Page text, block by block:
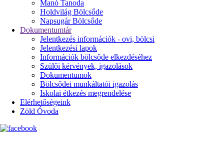
Manó Tanoda
Holdvilág Bölcsőde
Napsugár Bölcsőde
Dokumentumtár
Jelentkezés információk - ovi, bölcsi
Jelentkezési lapok
Információk bölcsőde elkezdéséhez
Szülői kérvények, igazolások
Dokumentumok
Bölcsődei munkáltatói igazolás
Iskolai étkezés megrendelése
Elérhetőségeink
Zöld Óvoda